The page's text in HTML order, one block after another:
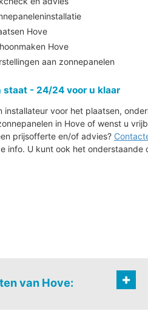
Hove
Hove
aan zonnepanelen
staat - 24/24 voor u klaar
installateur voor het plaatsen,
in Hove of wenst u
prijsofferte en/of advies?
info. U kunt ook het onderstaande
van Hove: